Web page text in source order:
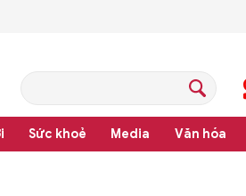
Sức khoẻ Media Văn hóa